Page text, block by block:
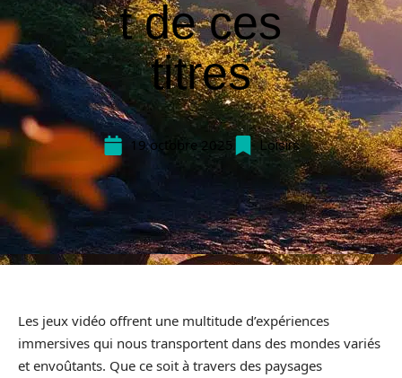
t de ces
titres
19 octobre 2025 Loisirs
Les jeux vidéo offrent une multitude d’expériences
immersives qui nous transportent dans des mondes variés
et envoûtants. Que ce soit à travers des paysages